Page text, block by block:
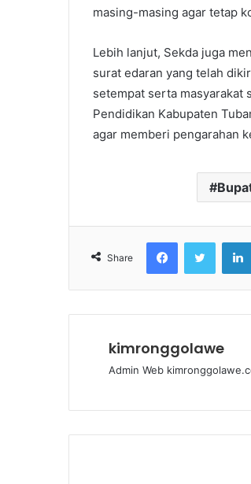
masing-masing agar tetap
Lebih lanjut, Sekda juga
surat edaran yang telah
setempat serta masyarakat
Pendidikan Kabupaten
agar memberi pengarahan
Share
kimronggolawe
Admin Web